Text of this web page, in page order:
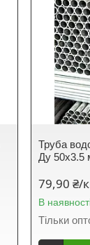
Труба
Ду 50х3.5
79,90 ₴/
В
Тільки